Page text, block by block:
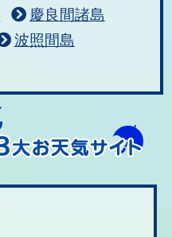
慶良間諸島
波照間島